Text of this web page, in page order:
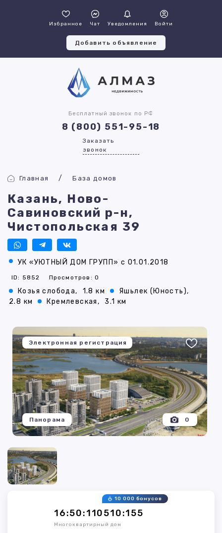
Избранное Чат Уведомления Войти
Добавить объявление
Бесплатный звонок по РФ
8 (800) 551-95-18
Заказать
звонок
Главная База домов
Казань, Ново-
Савиновский р-н,
Чистопольская 39
УК «УЮТНЫЙ ДОМ ГРУПП» с 01.01.2018
ID: 5852 Просмотров: 0
Козья слобода, 1.8 км
Яшьлек (Юность),
2.8 км
Кремлевская, 3.1 км
Электронная регистрация
0
Панорама
16:50:110510:155
10 000 бонусов
Многоквартирный дом